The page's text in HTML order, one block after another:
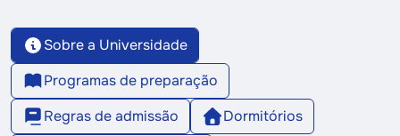
Sobre a Universidade
Programas de preparação
Regras de admissão
Dormitórios